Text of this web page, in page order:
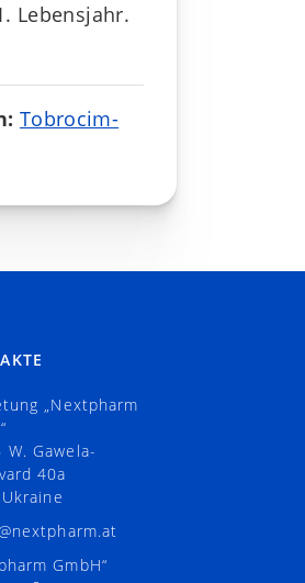
Lebensjahr.
Tobrocim-
„Nextpharm
W. Gawela-
40а
GmbH“